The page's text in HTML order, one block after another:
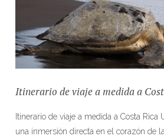
Itinerario de viaje a medida a
Itinerario de viaje a medida a Costa Rica
una inmersión directa en el corazón de